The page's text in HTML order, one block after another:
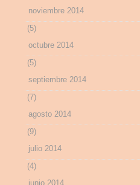
noviembre 2014
(5)
octubre 2014
(5)
septiembre 2014
(7)
agosto 2014
(9)
julio 2014
(4)
junio 2014